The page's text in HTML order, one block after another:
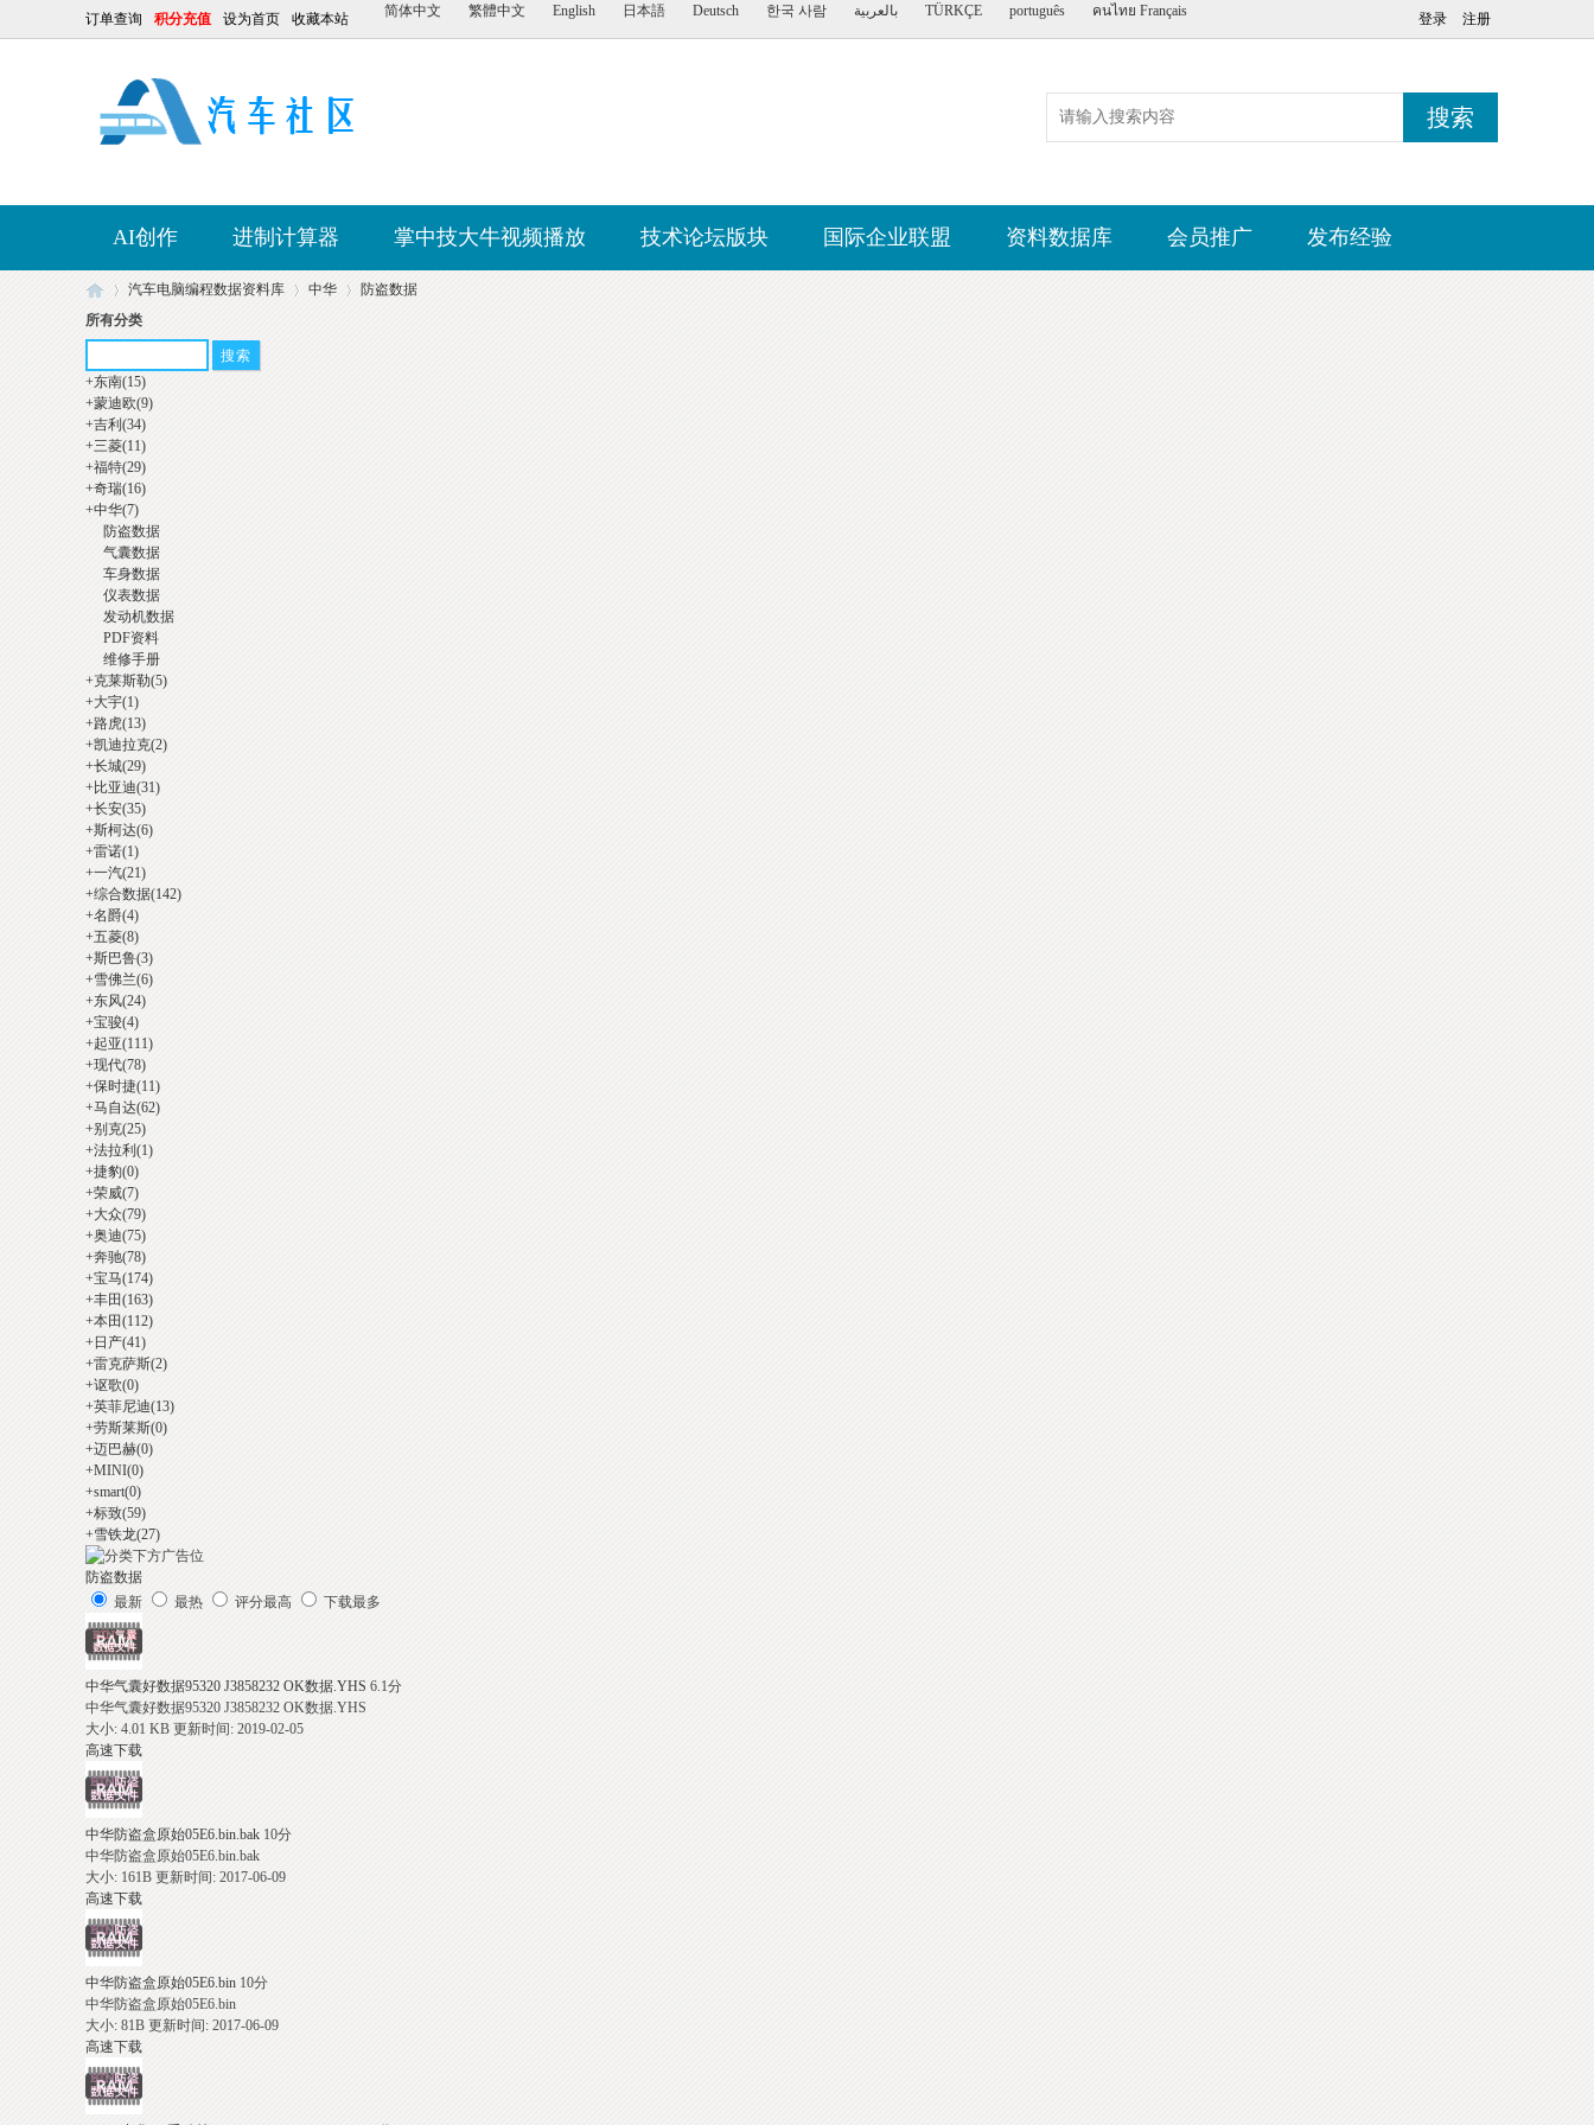
订单查询 积分充值 设为首页 收藏本站 简体中文 繁體中文 English 日本語 Deutsch 한국 사람 بالعربية TÜRKÇE português คนไทย Français 登录 注册
搜索
AI创作 进制计算器 掌中技大牛视频播放 技术论坛版块 国际企业联盟 资料数据库 会员推广 发布经验
【
修
酷
】
汽
车
电
»
汽车电脑编程数据资料库 中华
防盗数据
所有分类
+东南(15)
+蒙迪欧(9)
+吉利 (34)
+三菱(11)
+福特(29)
+奇瑞(16)
+中华(7)
防盗数据
气囊数据
车身数据
仪表数据
发动机数据
PDF资料
维修手册
+克莱斯勒(5)
+大宇(1)
+路虎(13)
+凯迪拉克(2)
+长城(29)
+比亚迪(31)
+长安(35)
+斯柯达(6)
+雷诺(1)
+一汽(21)
+综合数据(142)
+名爵(4)
+五菱(8)
+斯巴鲁(3)
+雪佛兰(6)
+东风(24)
+宝骏(4)
+起亚(111)
+现代(78)
+保时捷(11)
+马自达(62)
+别克(25)
+法拉利 (1)
+捷豹(0)
+荣威(7)
+大众(79)
+奥迪(75)
+奔驰(78)
+宝马(174)
+丰田(163)
+本田(112)
+日产(41)
+雷克萨斯(2)
+讴歌(0)
+英菲尼迪(13)
+劳斯莱斯(0)
+迈巴赫(0)
+MINI(0)
+smart(0)
+标致(59)
+雪铁龙(27)
防盗数据
最新
最热 评分最高 下载最多
中华气囊好数据95320 J3858232 OK数据.YHS 6.1分
中华气囊好数据95320 J3858232 OK数据.YHS
大小: 4.01 KB 更新时间: 2019-02-05
高速下载
中华防盗盒原始05E6.bin.bak 10分
中华防盗盒原始05E6.bin.bak
大小: 161B 更新时间: 2017-06-09
高速下载
中华防盗盒原始05E6.bin 10分
中华防盗盒原始05E6.bin
大小: 81B 更新时间: 2017-06-09
高速下载